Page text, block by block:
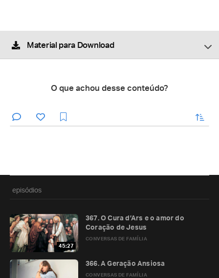
Material para Download
O que achou desse conteúdo?
enviar
episódios
45:27
CONVERSAS DE FAMÍLIA
367. O Cura d’Ars e o amor do
Coração de Jesus
CONVERSAS DE FAMÍLIA
366. A Geração Ansiosa